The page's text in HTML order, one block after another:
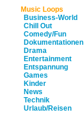
Music Loops
Business-World
Chill Out
Comedy/Fun
Dokumentationen
Drama
Entertainment
Entspannung
Games
Kinder
News
Technik
Urlaub/Reisen